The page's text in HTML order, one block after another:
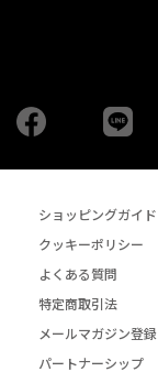
Facebook
ショッピングガイド
クッキーポリシー
よくある質問
特定商取引法
メールマガジン登録
パートナーシップ